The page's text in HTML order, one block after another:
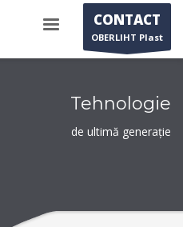
CONTACT
OBERLIHT Plast
Tehnologie
de ultimă generație